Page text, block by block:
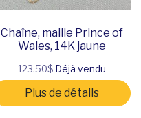
Chaîne, maille Prince of
Wales, 14K jaune
123.50$Déjà vendu
Plus de détails